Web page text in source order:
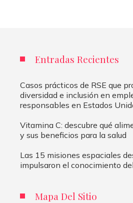
Entradas Recientes
Casos prácticos de RSE que
diversidad e inclusión en
responsables en Estados
Vitamina C: descubre qué
y sus beneficios para la salud
Las 15 misiones espaciales
impulsaron el conocimiento
Mapa Del Sitio